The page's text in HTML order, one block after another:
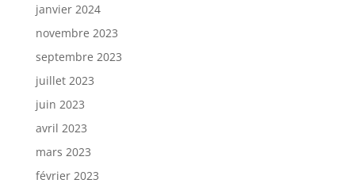
janvier 2024
novembre 2023
septembre 2023
juillet 2023
juin 2023
avril 2023
mars 2023
février 2023